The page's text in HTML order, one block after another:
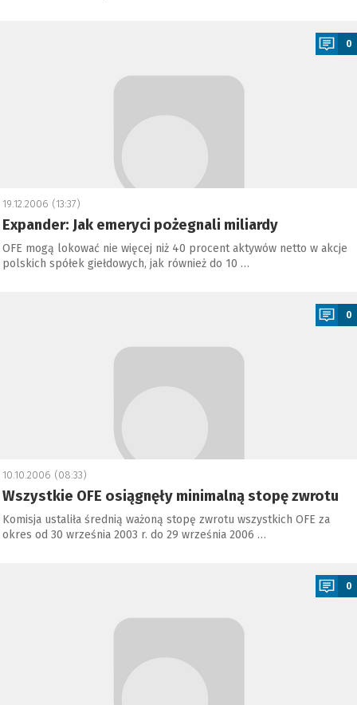
0
19.12.2006 (13:37)
Expander: Jak emeryci pożegnali miliardy
OFE mogą lokować nie więcej niż 40 procent aktywów netto w akcje
polskich spółek giełdowych, jak również do 10 …
0
10.10.2006 (08:33)
Wszystkie OFE osiągnęły minimalną stopę zwrotu
Komisja ustaliła średnią ważoną stopę zwrotu wszystkich OFE za
okres od 30 września 2003 r. do 29 września 2006 …
0